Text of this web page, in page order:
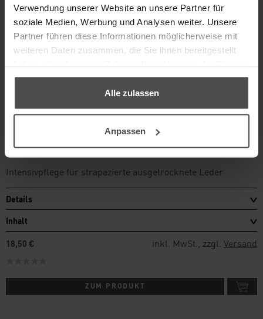
Verwendung unserer Website an unsere Partner für
soziale Medien, Werbung und Analysen weiter. Unsere
Partner führen diese Informationen möglicherweise mit
weiteren Daten zusammen, die Sie ihnen bereitgestellt
gesammelt haben.
Alle zulassen
Anpassen
LEDERBALSAM
Intensivpflege für strapazierte ausgetrocknete Leder
Details
Inhalt
18,50 €
inkl. MwSt., zzgl. Versand
ZUM PRODUKT